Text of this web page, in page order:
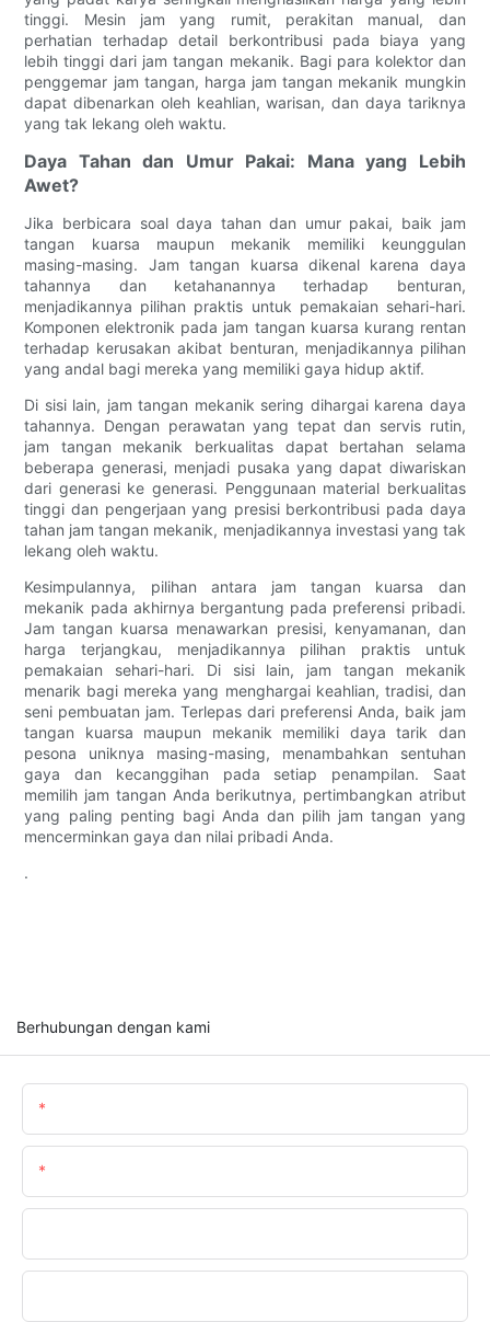
tinggi. Mesin jam yang rumit, perakitan manual, dan
perhatian terhadap detail berkontribusi pada biaya yang
lebih tinggi dari jam tangan mekanik. Bagi para kolektor dan
penggemar jam tangan, harga jam tangan mekanik mungkin
dapat dibenarkan oleh keahlian, warisan, dan daya tariknya
yang tak lekang oleh waktu.
Daya Tahan dan Umur Pakai: Mana yang Lebih
Awet?
Jika berbicara soal daya tahan dan umur pakai, baik jam
tangan kuarsa maupun mekanik memiliki keunggulan
masing-masing. Jam tangan kuarsa dikenal karena daya
tahannya dan ketahanannya terhadap benturan,
menjadikannya pilihan praktis untuk pemakaian sehari-hari.
Komponen elektronik pada jam tangan kuarsa kurang rentan
terhadap kerusakan akibat benturan, menjadikannya pilihan
yang andal bagi mereka yang memiliki gaya hidup aktif.
Di sisi lain, jam tangan mekanik sering dihargai karena daya
tahannya. Dengan perawatan yang tepat dan servis rutin,
jam tangan mekanik berkualitas dapat bertahan selama
beberapa generasi, menjadi pusaka yang dapat diwariskan
dari generasi ke generasi. Penggunaan material berkualitas
tinggi dan pengerjaan yang presisi berkontribusi pada daya
tahan jam tangan mekanik, menjadikannya investasi yang tak
lekang oleh waktu.
Kesimpulannya, pilihan antara jam tangan kuarsa dan
mekanik pada akhirnya bergantung pada preferensi pribadi.
Jam tangan kuarsa menawarkan presisi, kenyamanan, dan
harga terjangkau, menjadikannya pilihan praktis untuk
pemakaian sehari-hari. Di sisi lain, jam tangan mekanik
menarik bagi mereka yang menghargai keahlian, tradisi, dan
seni pembuatan jam. Terlepas dari preferensi Anda, baik jam
tangan kuarsa maupun mekanik memiliki daya tarik dan
pesona uniknya masing-masing, menambahkan sentuhan
gaya dan kecanggihan pada setiap penampilan. Saat
memilih jam tangan Anda berikutnya, pertimbangkan atribut
yang paling penting bagi Anda dan pilih jam tangan yang
mencerminkan gaya dan nilai pribadi Anda.
.
Berhubungan dengan kami